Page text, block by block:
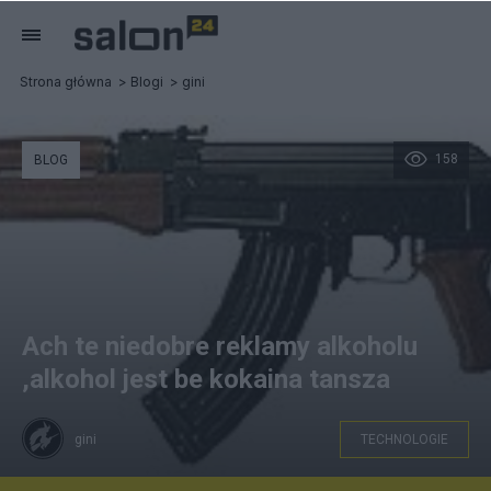
Strona główna Blogi gini
158
BLOG
Ach te niedobre reklamy alkoholu
,alkohol jest be kokaina tansza
gini TECHNOLOGIE